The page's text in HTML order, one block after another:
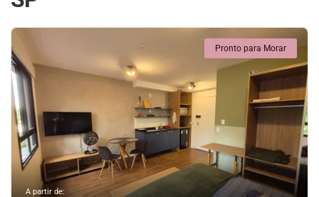
Pronto para Morar
A partir de: